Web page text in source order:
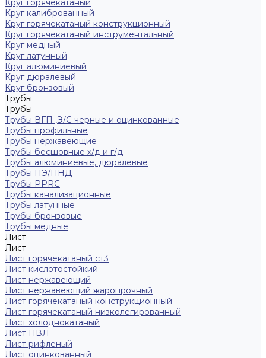
Круг горячекатаный
Круг калиброванный
Круг горячекатаный конструкционный
Круг горячекатаный инструментальный
Круг медный
Круг латунный
Круг алюминиевый
Круг дюралевый
Круг бронзовый
Трубы
Трубы
Трубы ВГП ,Э/С черные и оцинкованные
Трубы профильные
Трубы нержавеющие
Трубы бесшовные х/д и г/д
Трубы алюминиевые, дюралевые
Трубы ПЭ/ПНД
Трубы PPRC
Трубы канализационные
Трубы латунные
Трубы бронзовые
Трубы медные
Лист
Лист
Лист горячекатаный ст3
Лист кислотостойкий
Лист нержавеющий
Лист нержавеющий жаропрочный
Лист горячекатаный конструкционный
Лист горячекатаный низколегированный
Лист холоднокатаный
Лист ПВЛ
Лист рифленый
Лист оцинкованный